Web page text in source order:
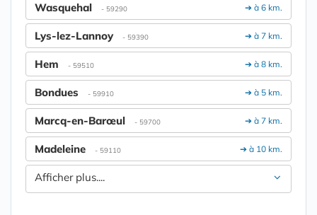
➔ à 6 km.
Wasquehal - 59290
➔ à 7 km.
Lys-lez-Lannoy - 59390
➔ à 8 km.
Hem - 59510
➔ à 5 km.
Bondues - 59910
➔ à 7 km.
Marcq-en-Barœul - 59700
➔ à 10 km.
Madeleine - 59110
Afficher plus....